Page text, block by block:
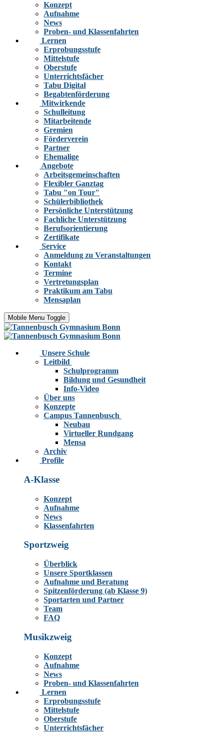
Konzept
Aufnahme
News
Proben- und Klassenfahrten
Lernen
Erprobungsstufe
Mittelstufe
Oberstufe
Unterrichtsfächer
Tabu Digital
Begabtenförderung
Mitwirkende
Schulleitung
Mitarbeitende
Gremien
Förderverein
Partner
Ehemalige
Angebote
Arbeitsgemeinschaften
Flexibler Ganztag
Tabu "on Tour"
Schülerbibliothek
Persönliche Unterstützung
Fachliche Unterstützung
Berufsorientierung
Zertifikate
Service
Anmeldung zu Veranstaltungen
Kontakt
Termine
Vertretungsplan
Praktikum am Tabu
Mensaplan
Mobile Menu Toggle
Unsere Schule
Leitbild
Schulprogramm
Bildung und Gesundheit
Info-Video
Über uns
Konzepte
Campus Tannenbusch
Neubau
Virtueller Rundgang
Mensa
Archiv
Profile
A-Klasse
Konzept
Aufnahme
News
Klassenfahrten
Sportzweig
Überblick
Unsere Sportklassen
Aufnahme und Beratung
Spitzenförderung (ab Klasse 9)
Sportarten und Partner
Team
FAQ
Musikzweig
Konzept
Aufnahme
News
Proben- und Klassenfahrten
Lernen
Erprobungsstufe
Mittelstufe
Oberstufe
Unterrichtsfächer